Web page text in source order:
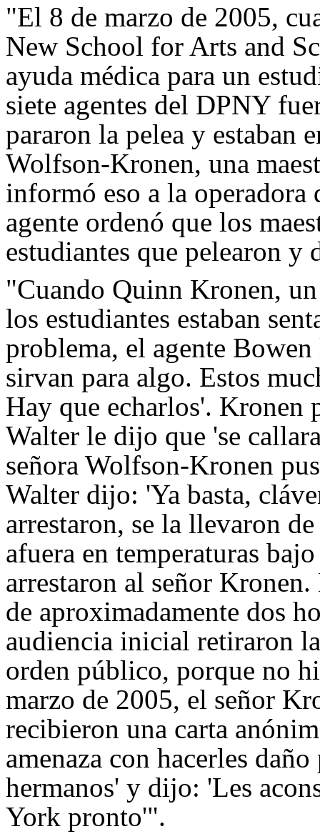
"El 8 de marzo de 2005,
New School for Arts and
ayuda médica para un
siete agentes del DPNY
pararon la pelea y estaban
Wolfson-Kronen, una
informó eso a la operadora
agente ordenó que los
estudiantes que pelearon y
"Cuando Quinn Kronen,
los estudiantes estaban
problema, el agente
sirvan para algo. Estos
Hay que echarlos'. Kronen
Walter le dijo que 'se
señora Wolfson-Kronen
Walter dijo: 'Ya basta,
arrestaron, se la llevaron
afuera en temperaturas
arrestaron al señor
de aproximadamente dos
audiencia inicial retiraron
orden público, porque no
marzo de 2005, el señor
recibieron una carta
amenaza con hacerles
hermanos' y dijo: 'Les
York pronto'".